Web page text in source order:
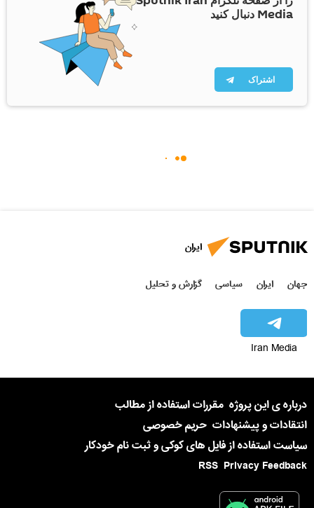
Media دنبال کنید
اشتراک
ایران
جهان ایران سیاسی گزارش و تحلیل
Iran Media
درباره ی این پروژه مقررات استفاده از مطالب
انتقادات و پیشنهادات حریم خصوصی
سیاست استفاده از فایل های کوکی و ثبت نام خودکار
Privacy Feedback
RSS